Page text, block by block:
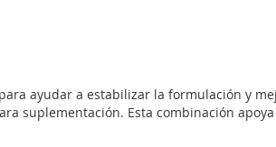
ayudar a estabilizar la formulación y
suplementación. Esta combinación